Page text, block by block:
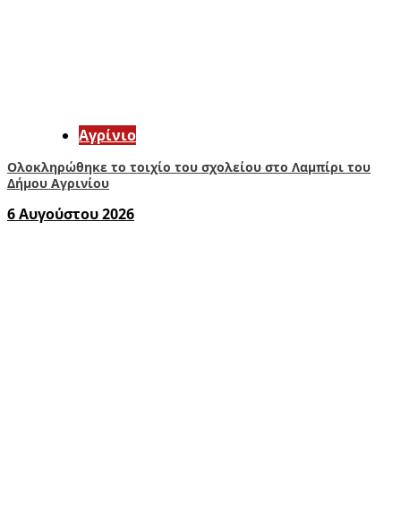
Aγρίνιο
Ολοκληρώθηκε το τοιχίο του σχολείου στο Λαμπίρι του
Δήμου Αγρινίου
6 Αυγούστου 2026